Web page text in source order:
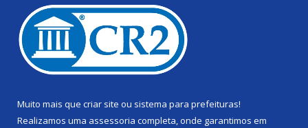
Muito mais que criar site ou sistema para prefeituras!
Realizamos uma assessoria completa, onde garantimos em